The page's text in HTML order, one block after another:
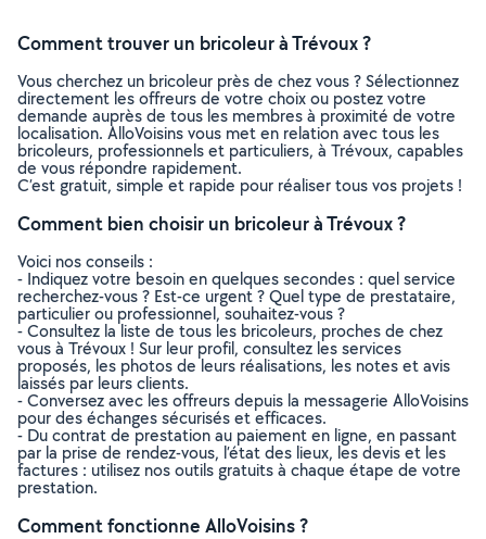
Comment trouver un bricoleur à Trévoux ?
Vous cherchez un bricoleur près de chez vous ? Sélectionnez
directement les offreurs de votre choix ou postez votre
demande auprès de tous les membres à proximité de votre
localisation. AlloVoisins vous met en relation avec tous les
bricoleurs, professionnels et particuliers, à Trévoux, capables
de vous répondre rapidement.
C’est gratuit, simple et rapide pour réaliser tous vos projets !
Comment bien choisir un bricoleur à Trévoux ?
Voici nos conseils :
- Indiquez votre besoin en quelques secondes : quel service
recherchez-vous ? Est-ce urgent ? Quel type de prestataire,
particulier ou professionnel, souhaitez-vous ?
- Consultez la liste de tous les bricoleurs, proches de chez
vous à Trévoux ! Sur leur profil, consultez les services
proposés, les photos de leurs réalisations, les notes et avis
laissés par leurs clients.
- Conversez avec les offreurs depuis la messagerie AlloVoisins
pour des échanges sécurisés et efficaces.
- Du contrat de prestation au paiement en ligne, en passant
par la prise de rendez-vous, l’état des lieux, les devis et les
factures : utilisez nos outils gratuits à chaque étape de votre
prestation.
Comment fonctionne AlloVoisins ?